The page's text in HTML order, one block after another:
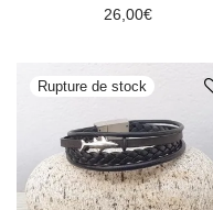
26,00€